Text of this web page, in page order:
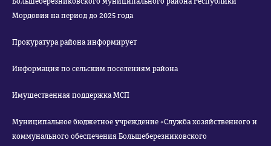
Мордовия на период до 2025 года
Прокуратура района информирует
Информация по сельским поселениям района
Имущественная поддержка МСП
Муниципальное бюджетное учреждение «Служба хозяйственного и
коммунального обеспечения Большеберезниковского